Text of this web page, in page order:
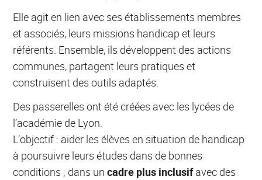
Elle agit en lien avec ses établissements membres
et associés, leurs missions handicap et leurs
référents. Ensemble, ils développent des actions
communes, partagent leurs pratiques et
construisent des outils adaptés.
Des passerelles ont été créées avec les lycées de
l’académie de Lyon.
L’objectif : aider les élèves en situation de handicap
à poursuivre leurs études dans de bonnes
conditions ; dans uncadre plus inclusifavec des